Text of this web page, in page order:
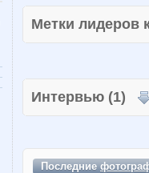
Метки
Интервью (1)
Последние